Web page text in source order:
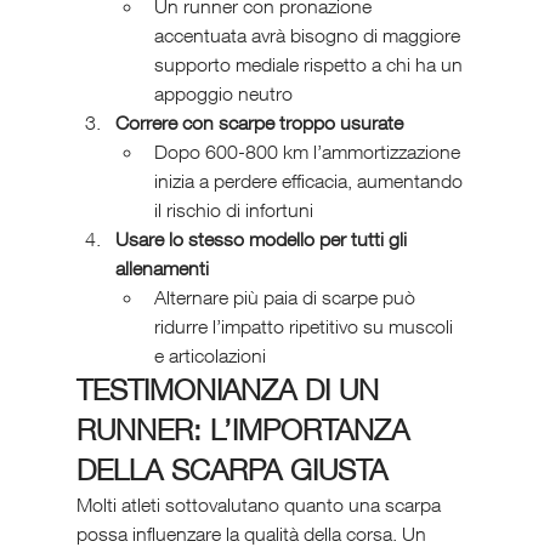
Un runner con pronazione
accentuata avrà bisogno di maggiore
supporto mediale rispetto a chi ha un
appoggio neutro
Correre con scarpe troppo usurate
Dopo 600-800 km l’ammortizzazione
inizia a perdere efficacia, aumentando
il rischio di infortuni
Usare lo stesso modello per tutti gli
allenamenti
Alternare più paia di scarpe può
ridurre l’impatto ripetitivo su muscoli
e articolazioni
TESTIMONIANZA DI UN
RUNNER: L’IMPORTANZA
DELLA SCARPA GIUSTA
Molti atleti sottovalutano quanto una scarpa
possa influenzare la qualità della corsa. Un